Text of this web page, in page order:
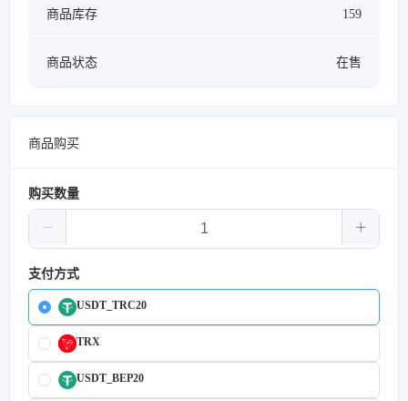
商品库存 159
商品状态 在售
商品购买
购买数量
支付方式
USDT_TRC20
TRX
USDT_BEP20